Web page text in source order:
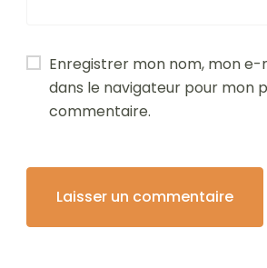
Enregistrer mon nom, mon
dans le navigateur pour mon
commentaire.